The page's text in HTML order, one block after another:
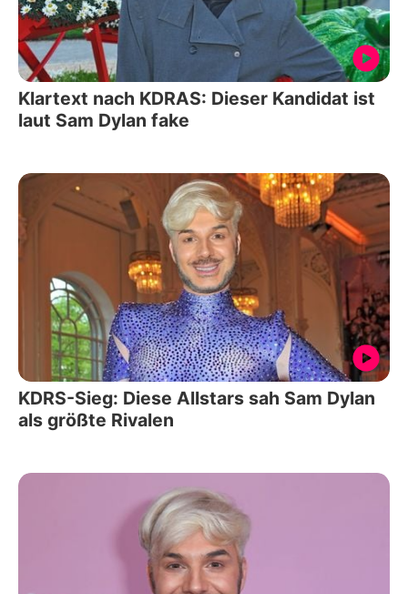
Klartext nach KDRAS: Dieser Kandidat ist
laut Sam Dylan fake
KDRS-Sieg: Diese Allstars sah Sam Dylan
als größte Rivalen